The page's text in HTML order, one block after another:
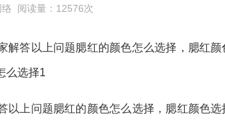
络 阅读量：12576次
解答以上问题腮红的颜色怎么选择，腮红
么选择1
以上问题腮红的颜色怎么选择，腮红颜色